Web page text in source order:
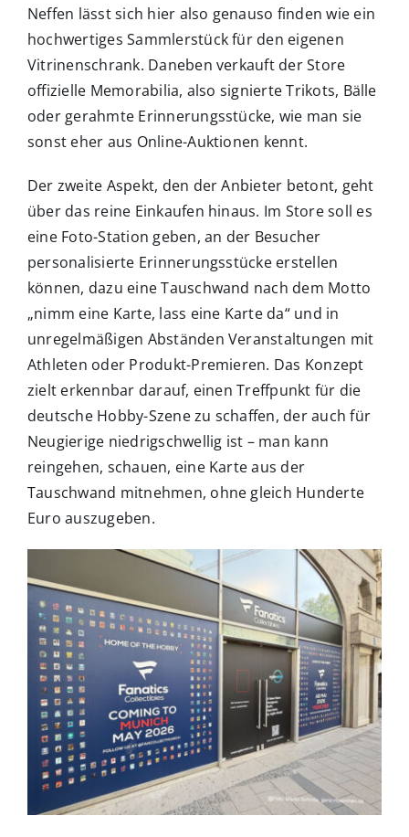
Neffen lässt sich hier also genauso finden wie ein
hochwertiges Sammlerstück für den eigenen
Vitrinenschrank. Daneben verkauft der Store
offizielle Memorabilia, also signierte Trikots, Bälle
oder gerahmte Erinnerungsstücke, wie man sie
sonst eher aus Online-Auktionen kennt.
Der zweite Aspekt, den der Anbieter betont, geht
über das reine Einkaufen hinaus. Im Store soll es
eine Foto-Station geben, an der Besucher
personalisierte Erinnerungsstücke erstellen
können, dazu eine Tauschwand nach dem Motto
„nimm eine Karte, lass eine Karte da“ und in
unregelmäßigen Abständen Veranstaltungen mit
Athleten oder Produkt-Premieren. Das Konzept
zielt erkennbar darauf, einen Treffpunkt für die
deutsche Hobby-Szene zu schaffen, der auch für
Neugierige niedrigschwellig ist – man kann
reingehen, schauen, eine Karte aus der
Tauschwand mitnehmen, ohne gleich Hunderte
Euro auszugeben.